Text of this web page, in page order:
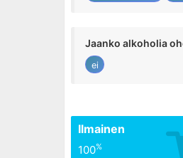
Jaanko alkoholia
ei
Ilmainen
100%